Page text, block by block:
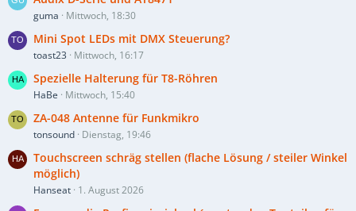
guma Mittwoch, 18:30
Mini Spot LEDs mit DMX Steuerung?
toast23 Mittwoch, 16:17
Spezielle Halterung für T8-Röhren
HaBe Mittwoch, 15:40
ZA-048 Antenne für Funkmikro
tonsound Dienstag, 19:46
Touchscreen schräg stellen (flache Lösung / steiler Winkel
möglich)
Hanseat 1. August 2026